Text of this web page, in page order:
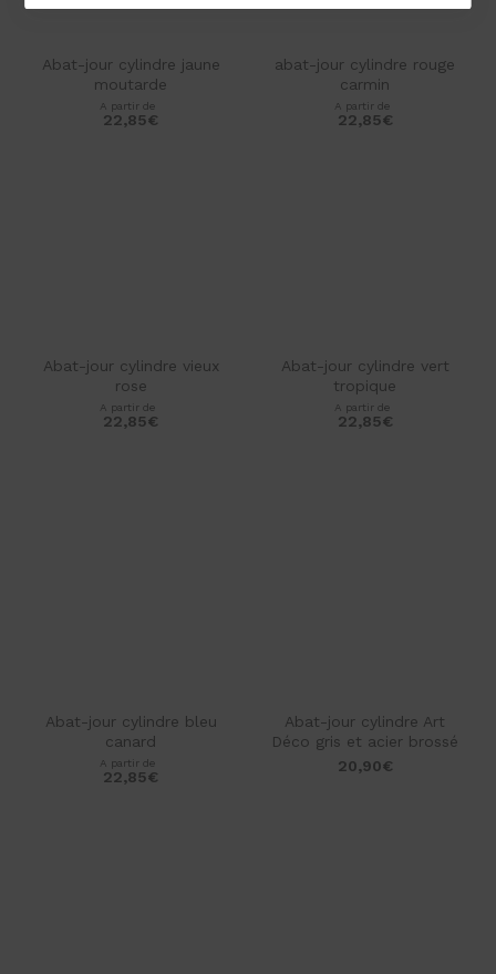
Abat-jour cylindre jaune
moutarde
A partir de
22,85€
abat-jour cylindre rouge
carmin
A partir de
22,85€
Abat-jour cylindre vieux
rose
A partir de
22,85€
Abat-jour cylindre vert
tropique
A partir de
22,85€
Abat-jour cylindre bleu
canard
A partir de
22,85€
Abat-jour cylindre Art
Déco gris et acier brossé
20,90€